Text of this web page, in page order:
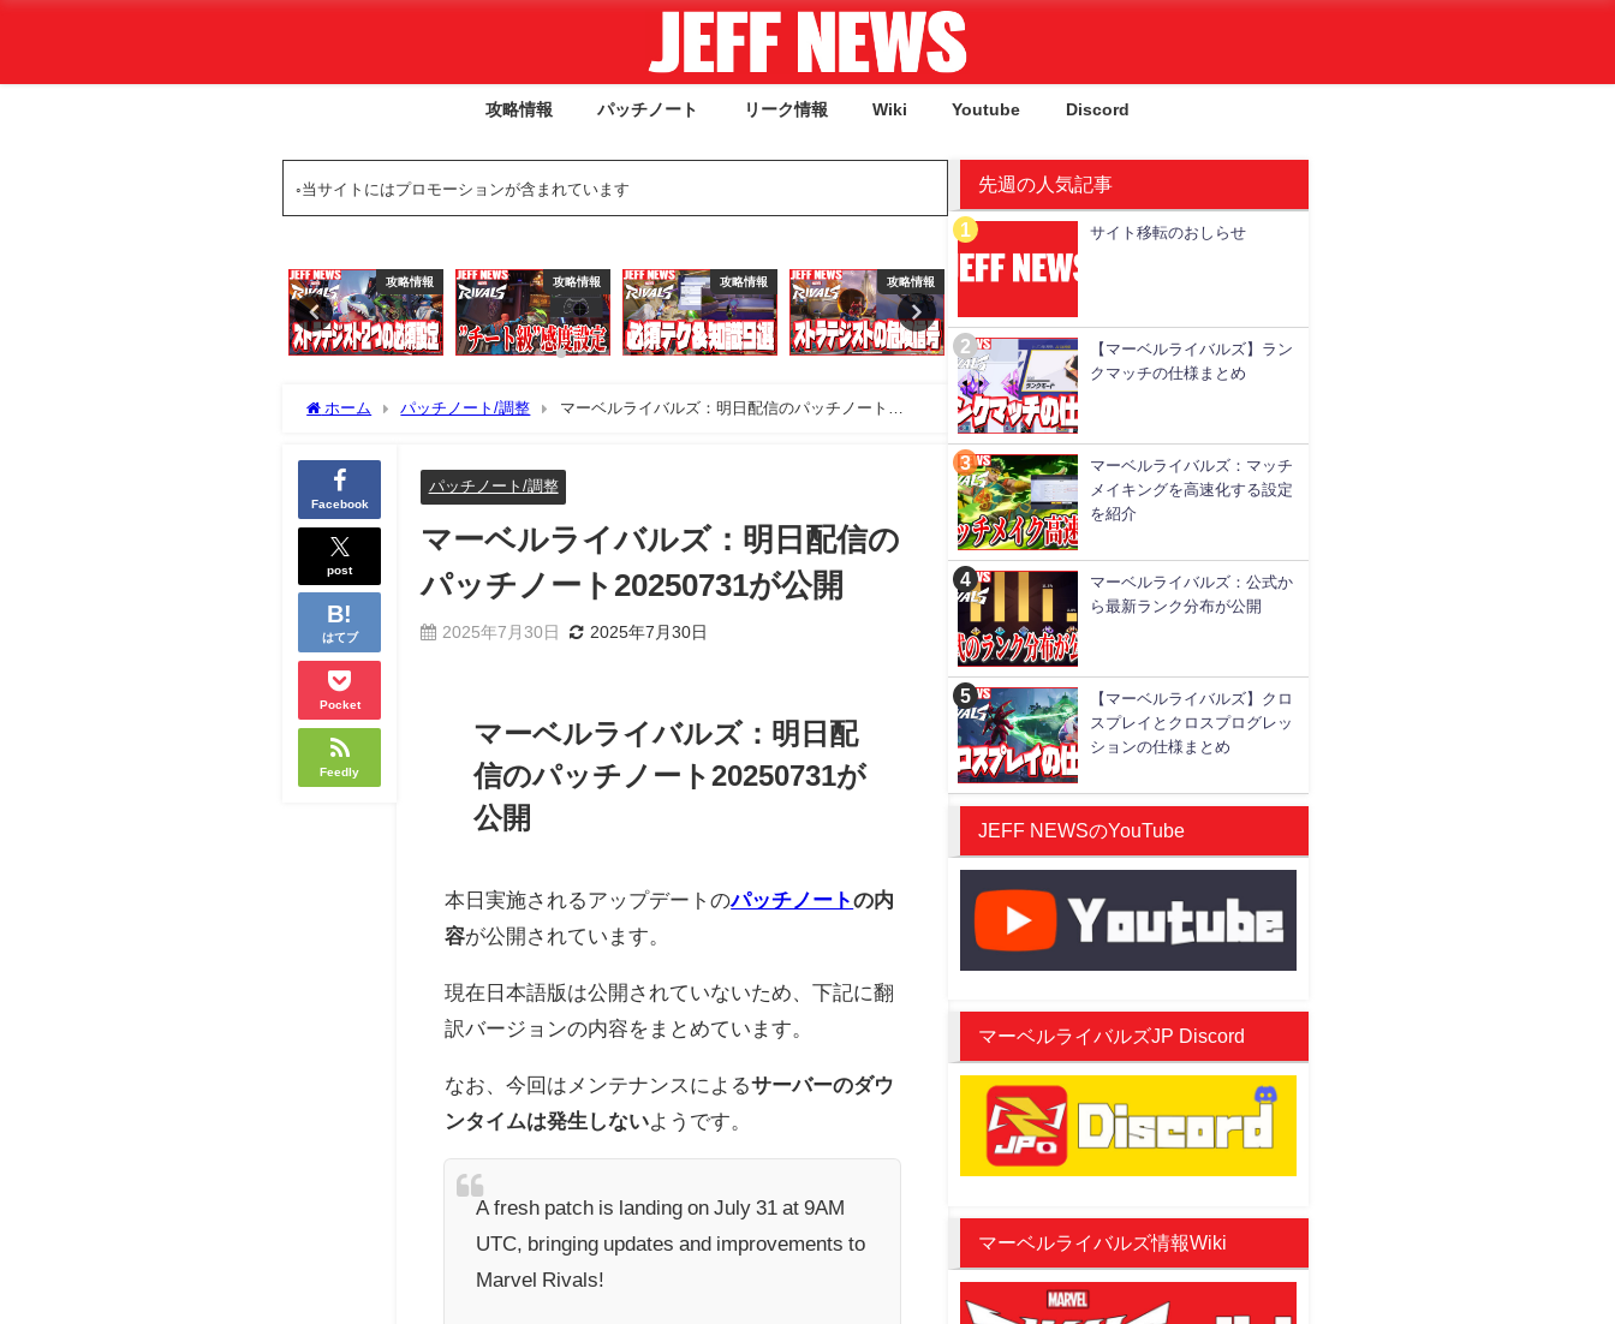
攻略情報 パッチノート リーク情報 Wiki Youtube Discord
◦当サイトにはプロモーションが含まれています
攻略情報 攻略情報 攻略情報 攻略情報 攻略情報
ホーム パッチノート/調整
マーベルライバルズ：明日配信のパッチノート
Facebook
post
はてブ
Pocket
Feedly
パッチノート/調整
マーベルライバルズ：明日配信の
パッチノート20250731が公開
2025年7月30日 2025年7月30日
マーベルライバルズ：明日配
信のパッチノート20250731が
公開
本日実施されるアップデートのパッチノートの内
容が公開されています。
現在日本語版は公開されていないため、下記に翻
訳バージョンの内容をまとめています。
なお、今回はメンテナンスによるサーバーのダウ
ンタイムは発生しない ようです。
A fresh patch is landing on July 31 at 9AM
UTC, bringing updates and improvements to
Marvel Rivals!
先週の人気記事
サイト移転のおしらせ
【マーベルライバルズ】ラン
クマッチの仕様まとめ
マーベルライバルズ：マッチ
メイキングを高速化する設定
を紹介
マーベルライバルズ：公式か
ら最新ランク分布が公開
【マーベルライバルズ】クロ
スプレイとクロスプログレッ
ションの仕様まとめ
JEFF NEWSのYouTube
マーベルライバルズJP Discord
マーベルライバルズ情報Wiki